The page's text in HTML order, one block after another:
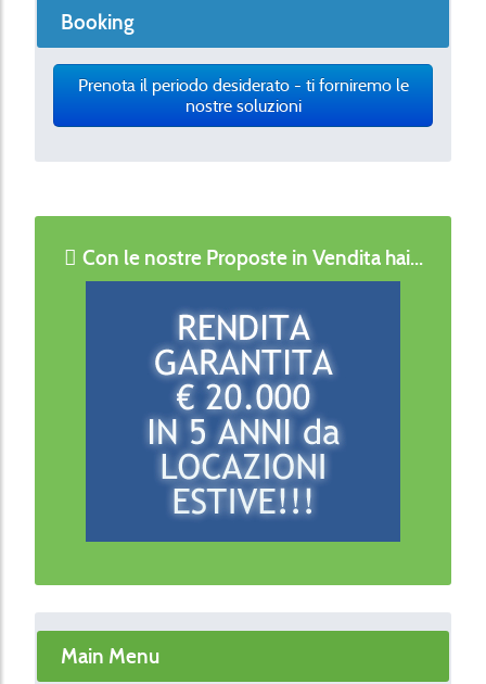
Booking
Prenota il periodo desiderato - ti forniremo le
nostre soluzioni
Con le nostre Proposte in Vendita hai...
Main Menu